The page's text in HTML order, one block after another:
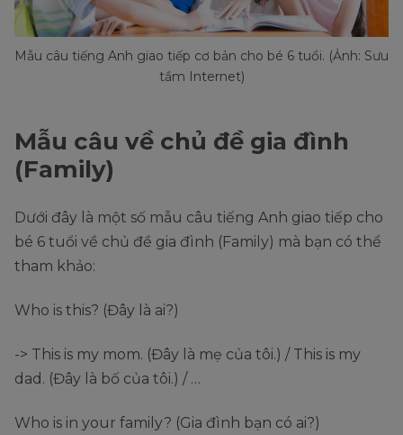
Mẫu câu tiếng Anh giao tiếp cơ bản cho bé 6 tuổi. (Ảnh: Sưu
tầm Internet)
Mẫu câu về chủ đề gia đình
(Family)
Dưới đây là một số mẫu câu tiếng Anh giao tiếp cho
bé 6 tuổi về chủ đề gia đình (Family) mà bạn có thể
tham khảo:
Who is this? (Đây là ai?)
-> This is my mom. (Đây là mẹ của tôi.) / This is my
dad. (Đây là bố của tôi.) / …
Who is in your family? (Gia đình bạn có ai?)